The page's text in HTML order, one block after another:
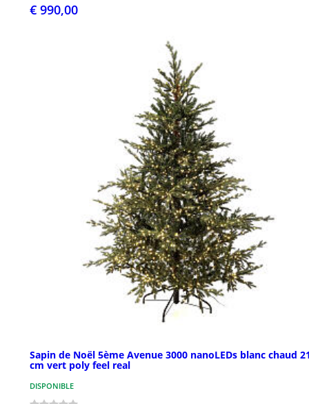
€ 990,00
Sapin de Noël 5ème Avenue 3000 nanoLEDs blanc chaud
cm vert poly feel real
DISPONIBLE